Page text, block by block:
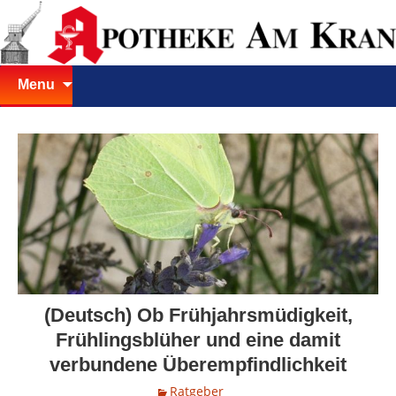
Menu
Skip
to
content
(Deutsch) Ob Frühjahrsmüdigkeit,
Frühlingsblüher und eine damit
verbundene Überempfindlichkeit
Ratgeber